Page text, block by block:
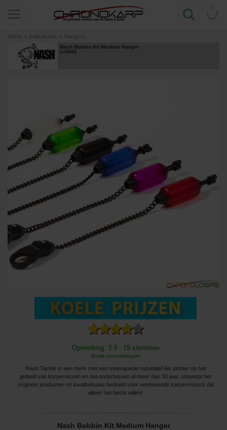
Home » Indicatoren » Hangers
Nash Bobbin Kit Medium Hanger
m33162]
Opmerking: 3.9 - 19 stemmen
Bekijk beoordelingen
Nash Tackle is een merk met een steengoede reputatie! Als pionier op het
gebied van karpervissen en dat ondertussen al meer dan 30 jaar, ontwerpt het
originele producten en kwaliteitsaas bedoeld voor veeleisende karpervissers die
alleen het beste willen!
Nash Bobbin Kit Medium Hanger